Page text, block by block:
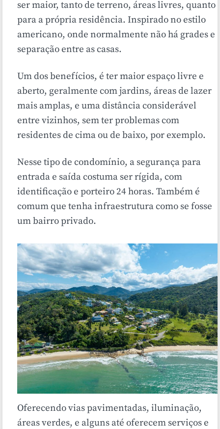
ser maior, tanto de terreno, áreas livres, quanto
para a própria residência. Inspirado no estilo
americano, onde normalmente não há grades e
separação entre as casas.
Um dos benefícios, é ter maior espaço livre e
aberto, geralmente com jardins, áreas de lazer
mais amplas, e uma distância considerável
entre vizinhos, sem ter problemas com
residentes de cima ou de baixo, por exemplo.
Nesse tipo de condomínio, a segurança para
entrada e saída costuma ser rígida, com
identificação e porteiro 24 horas. Também é
comum que tenha infraestrutura como se fosse
um bairro privado.
Oferecendo vias pavimentadas, iluminação,
áreas verdes, e alguns até oferecem serviços e